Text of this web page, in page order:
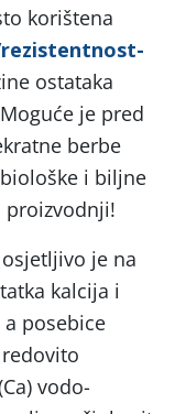
korištena
ostataka
je pred
berbe
i biljne
proizvodnji!
je na
kalcija i
posebice
vodo-